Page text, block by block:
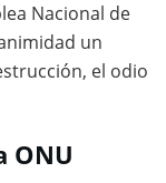
Nacional de
un
el odio
ONU